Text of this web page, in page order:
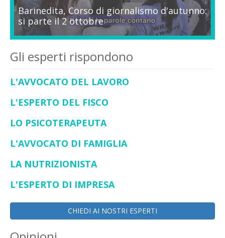
Barinedita, Corso di giornalismo d'autunno:
si parte il 2 ottobre
Gli esperti rispondono
L'AVVOCATO DEL LAVORO
L'ESPERTO DEL FISCO
LO PSICOTERAPEUTA
L'AVVOCATO DI FAMIGLIA
LA NUTRIZIONISTA
L'ESPERTO DI IMPRESA
CHIEDI AI NOSTRI ESPERTI